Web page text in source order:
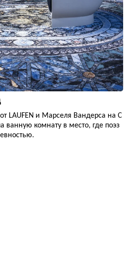
LAUFEN и Марселя Вандерса на C
ванную комнату в место, где поэз